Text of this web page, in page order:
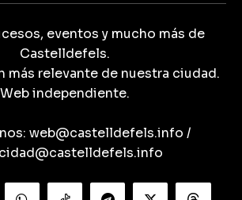
eventos y mucho más de
Castelldefels.
más relevante de nuestra ciudad.
Web independiente.
web@castelldefels.info /